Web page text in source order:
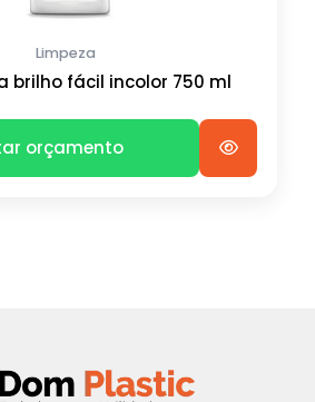
Limpeza
brilho fácil incolor 750 ml
orçamento